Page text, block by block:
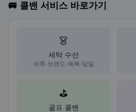
🚐 콜밴 서비스 바로가기
👗
세탁 수선
의류·브랜드·예복·당일
⛳
골프 콜밴